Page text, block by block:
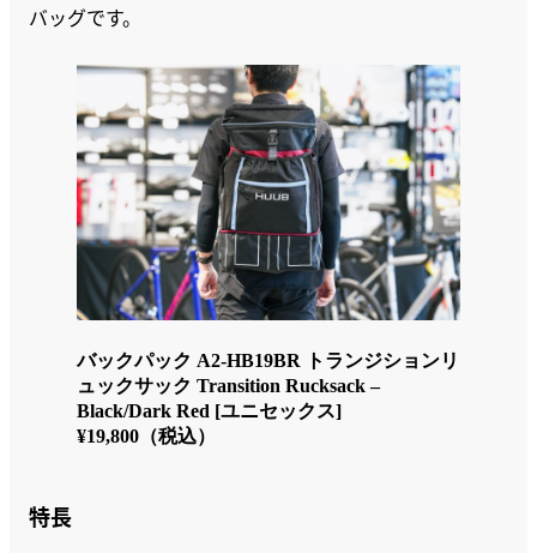
バッグです。
バックパック A2-HB19BR トランジションリ
ュックサック Transition Rucksack –
Black/Dark Red [ユニセックス]
¥19,800（税込）
特長